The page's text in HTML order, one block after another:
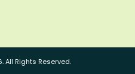
All Rights Reserved.